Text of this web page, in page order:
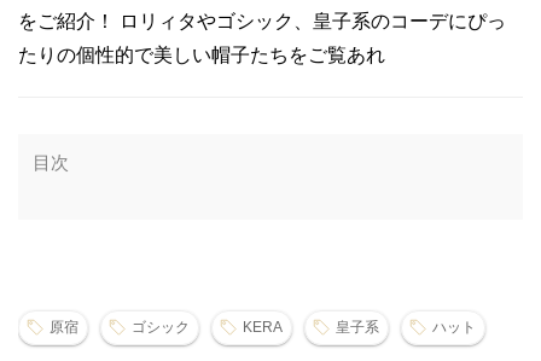
をご紹介！ ロリィタやゴシック、皇子系のコーデにぴっ
たりの個性的で美しい帽子たちをご覧あれ
目次
原宿 ゴシック KERA 皇子系 ハット